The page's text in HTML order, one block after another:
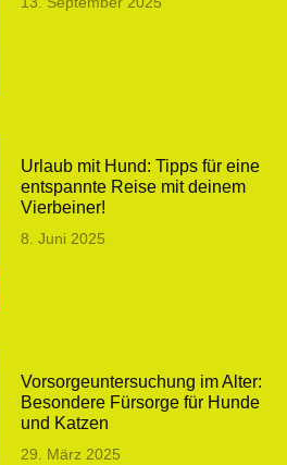
Urlaub mit Hund: Tipps für eine
entspannte Reise mit deinem
Vierbeiner!
8. Juni 2025
Vorsorgeuntersuchung im Alter:
Besondere Fürsorge für Hunde
und Katzen
29. März 2025